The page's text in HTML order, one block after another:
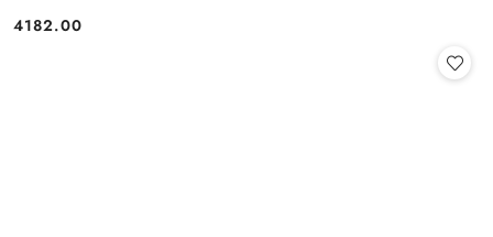
Cena:
4182.00